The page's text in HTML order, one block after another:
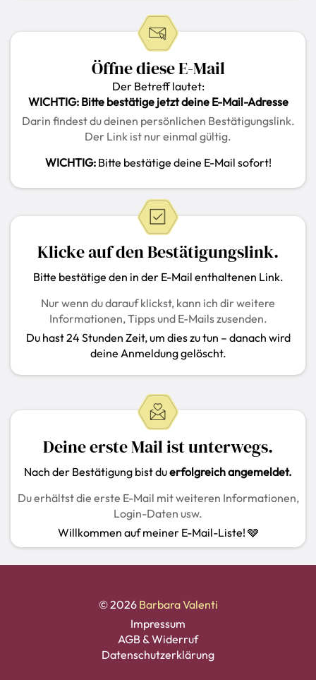
Öffne diese E-Mail
Der Betreff lautet:
WICHTIG: Bitte bestätige jetzt deine E-Mail-Adresse
Darin findest du deinen persönlichen Bestätigungslink.
Der Link ist nur einmal gültig.
WICHTIG:Bitte bestätige deine E-Mail sofort!
Klicke auf den Bestätigungslink.
Bitte bestätige den in der E-Mail enthaltenen Link.
Nur wenn du darauf klickst, kann ich dir weitere
Informationen, Tipps und E-Mails zusenden.
Du hast 24 Stunden Zeit, um dies zu tun – danach wird
deine Anmeldung gelöscht.
Deine erste Mail ist unterwegs.
Nach der Bestätigung bist duerfolgreich angemeldet.
Du erhältst die erste E-Mail mit weiteren Informationen,
Login-Daten usw.
Willkommen auf meiner E-Mail-Liste! 🩶
© 2026 Barbara Valenti
Impressum
AGB & Widerruf
Datenschutzerklärung